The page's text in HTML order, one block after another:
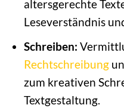
altersgerechte
Leseverständnis
Schreiben:
Rechtschreibung
zum kreativen
Textgestaltung.